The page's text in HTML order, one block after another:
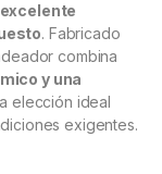
. Fabricado
combina
y una
elección ideal
exigentes.